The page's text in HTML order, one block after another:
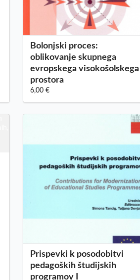
Bolonjski proces:
oblikovanje skupnega
evropskega visokošolskega
prostora
6,00 €
Prispevki k posodobitvi
pedagoških študijskih
programov I